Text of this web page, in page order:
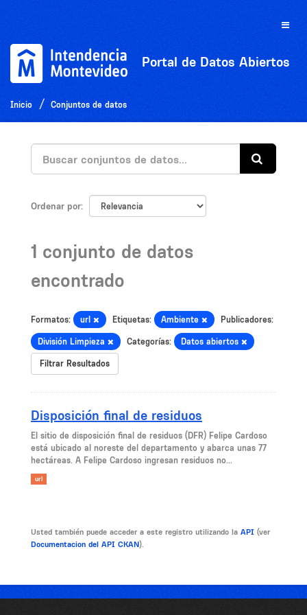
Toggle
Portal de Datos Abiertos
Inicio Conjuntos de datos
Ordenar por
1 conjunto de datos
encontrado
Formatos: url Etiquetas: Ambiente Publicadores:
División Limpieza Categorías: Datos abiertos
Filtrar Resultados
Disposición final de residuos
El sitio de disposición final de residuos (DFR) Felipe Cardoso
está ubicado al noreste del departamento y abarca unas 77
hectáreas. A Felipe Cardoso ingresan residuos no...
url
Usted también puede acceder a este registro utilizando la API (ver
Documentacion del API CKAN).